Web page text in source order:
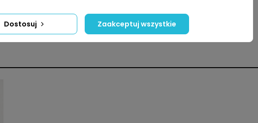
Kobiety
Dostosuj Zaakceptuj wszystkie